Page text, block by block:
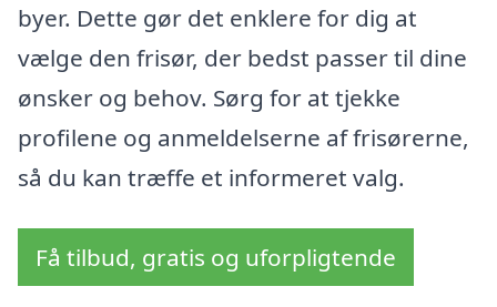
byer. Dette gør det enklere for dig at
vælge den frisør, der bedst passer til dine
ønsker og behov. Sørg for at tjekke
profilene og anmeldelserne af frisørerne,
så du kan træffe et informeret valg.
Få tilbud, gratis og uforpligtende